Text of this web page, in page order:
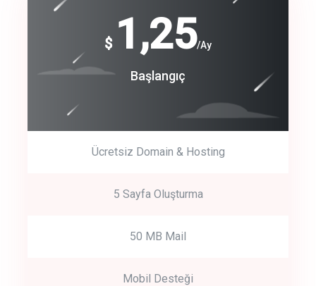
$ 1,25/Ay
Başlangıç
Ücretsiz Domain & Hosting
5 Sayfa Oluşturma
50 MB Mail
Mobil Desteği
Free
Basic